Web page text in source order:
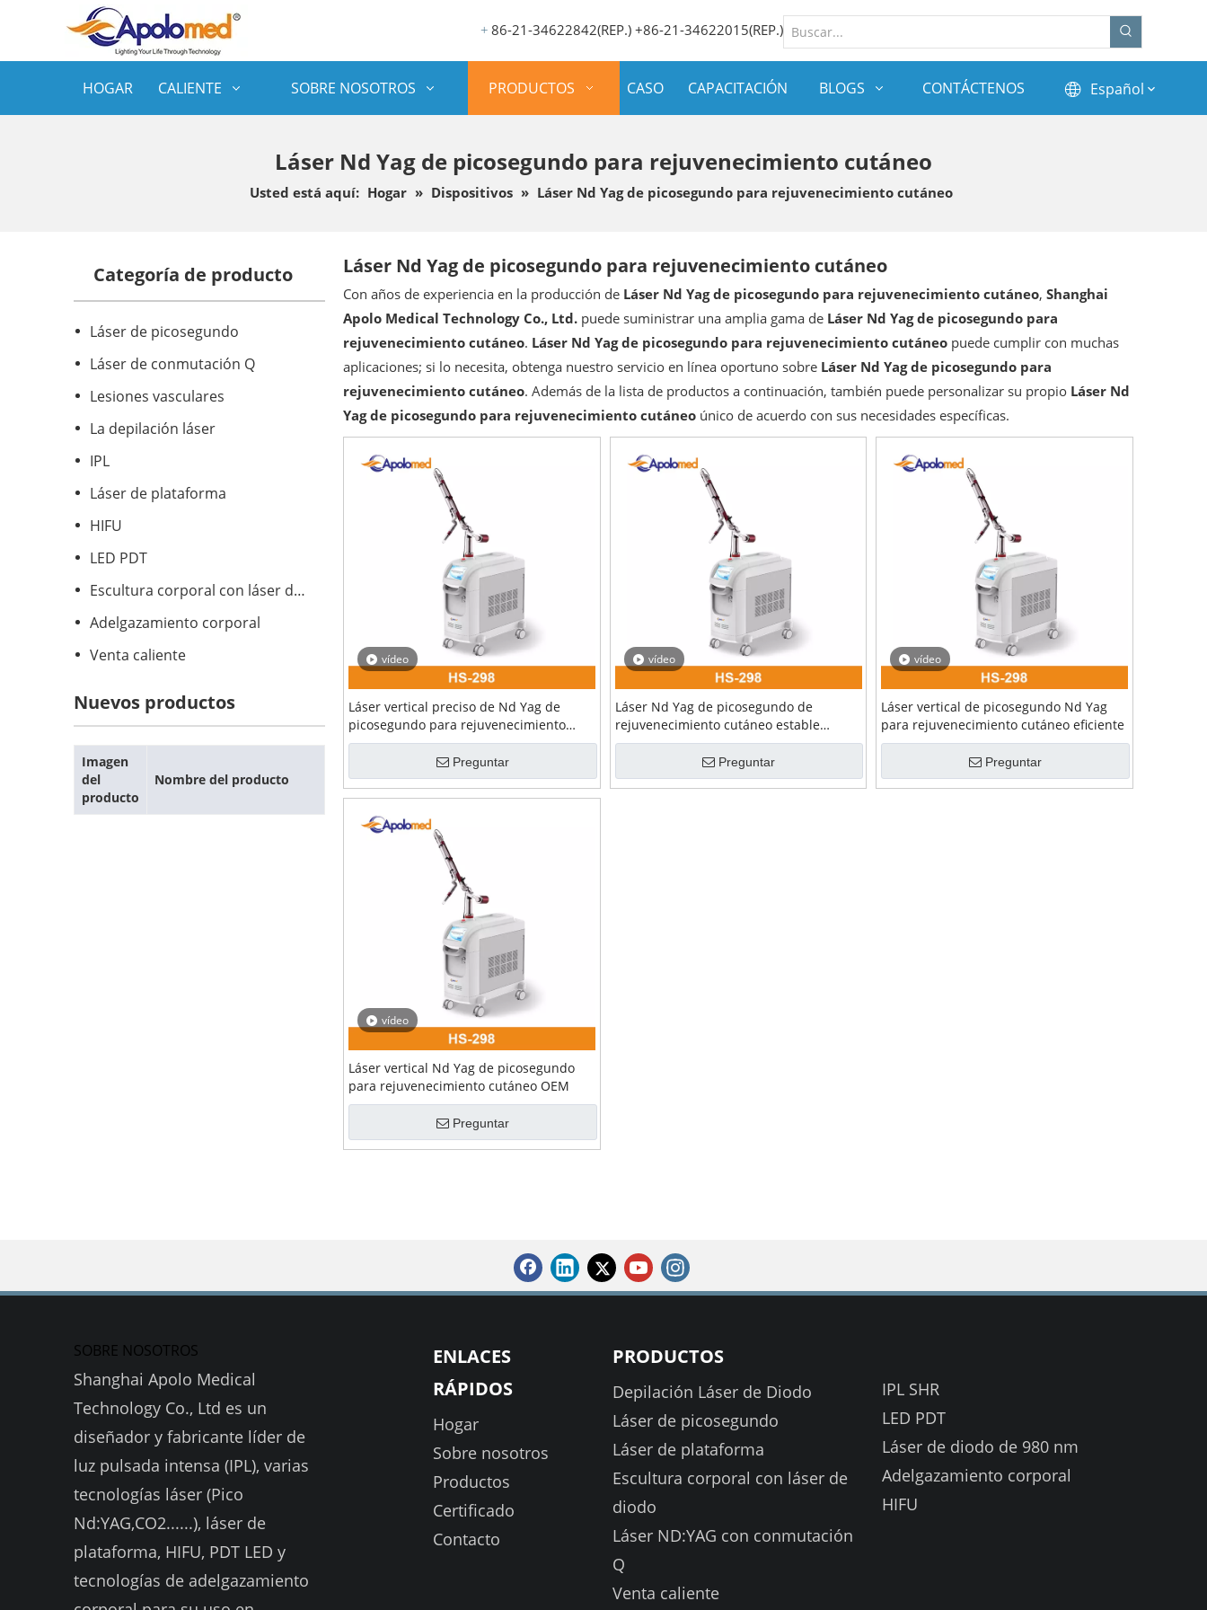
+ 86-21-34622842(REP.) +86-21-34622015(REP.)
HOGAR CALIENTE SOBRE NOSOTROS PRODUCTOS CASO CAPACITACIÓN BLOGS CONTÁCTENOS Español
Láser Nd Yag de picosegundo para rejuvenecimiento cutáneo
Usted está aquí: Hogar » Dispositivos » Láser Nd Yag de picosegundo para rejuvenecimiento cutáneo
Categoría de producto
Láser de picosegundo
Láser de conmutación Q
Lesiones vasculares
La depilación láser
IPL
Láser de plataforma
HIFU
LED PDT
Escultura corporal con láser de diodo
Adelgazamiento corporal
Venta caliente
Nuevos productos
Imagen
del
producto
Nombre del producto
Láser Nd Yag de picosegundo para rejuvenecimiento cutáneo
Con años de experiencia en la producción de Láser Nd Yag de picosegundo para rejuvenecimiento cutáneo, Shanghai
Apolo Medical Technology Co., Ltd. puede suministrar una amplia gama de Láser Nd Yag de picosegundo para
rejuvenecimiento cutáneo. Láser Nd Yag de picosegundo para rejuvenecimiento cutáneo puede cumplir con muchas
aplicaciones; si lo necesita, obtenga nuestro servicio en línea oportuno sobre Láser Nd Yag de picosegundo para
rejuvenecimiento cutáneo. Además de la lista de productos a continuación, también puede personalizar su propio Láser Nd
Yag de picosegundo para rejuvenecimiento cutáneo único de acuerdo con sus necesidades específicas.
vídeo
Láser vertical preciso de Nd Yag de
picosegundo para rejuvenecimiento
cutáneo
Preguntar
vídeo
Láser Nd Yag de picosegundo de
rejuvenecimiento cutáneo estable
vertical
Preguntar
vídeo
Láser vertical de picosegundo Nd Yag
para rejuvenecimiento cutáneo eficiente
Preguntar
vídeo
Láser vertical Nd Yag de picosegundo
para rejuvenecimiento cutáneo OEM
Preguntar
SOBRE NOSOTROS
Shanghai Apolo Medical
Technology Co., Ltd es un
diseñador y fabricante líder de
luz pulsada intensa (IPL), varias
tecnologías láser (Pico
Nd:YAG,CO2......), láser de
plataforma, HIFU, PDT LED y
tecnologías de adelgazamiento
ENLACES
RÁPIDOS
Hogar
Sobre nosotros
Productos
Certificado
Contacto
PRODUCTOS
Depilación Láser de Diodo
Láser de picosegundo
Láser de plataforma
Escultura corporal con láser de
diodo
Láser ND:YAG con conmutación
Q
Venta caliente
IPL SHR
LED PDT
Láser de diodo de 980 nm
Adelgazamiento corporal
HIFU